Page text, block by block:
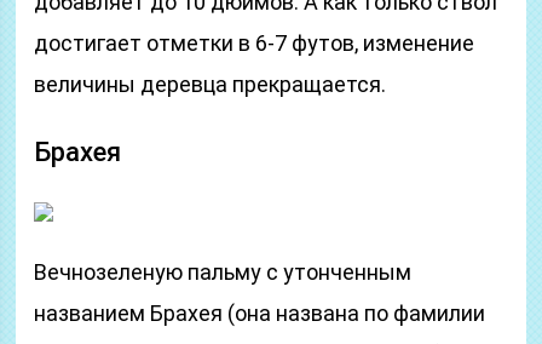
достигает отметки в 6-7 футов, изменение
величины деревца прекращается.
Брахея
Вечнозеленую пальму с утонченным
названием Брахея (она названа по фамилии